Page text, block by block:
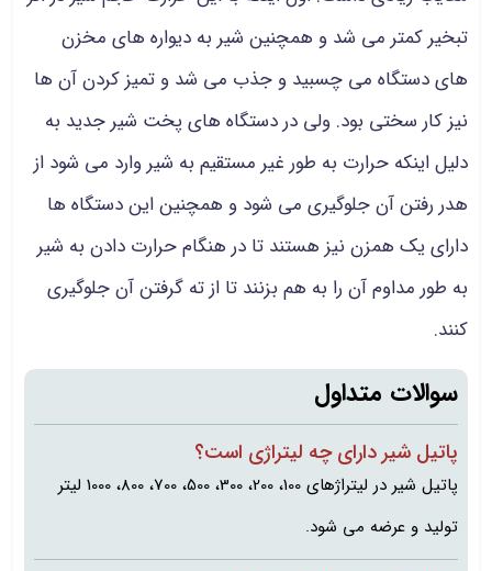
تبخیر کمتر می شد و همچنین شیر به دیواره های مخزن
های دستگاه می چسبید و جذب می شد و تمیز کردن آن ها
نیز کار سختی بود. ولی در دستگاه های پخت شیر جدید به
دلیل اینکه حرارت به طور غیر مستقیم به شیر وارد می شود از
هدر رفتن آن جلوگیری می شود و همچنین این دستگاه ها
دارای یک همزن نیز هستند تا در هنگام حرارت دادن به شیر
به طور مداوم آن را به هم بزنند تا از ته گرفتن آن جلوگیری
کنند.
سوالات متداول
پاتیل شیر دارای چه لیتراژی است؟
پاتیل شیر در لیتراژهای 100، 200، 300، 500، 700، 800، 1000 لیتر
تولید و عرضه می شود.